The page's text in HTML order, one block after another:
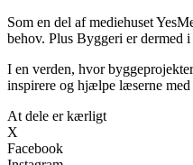
Som en del af mediehuset
behov. Plus Byggeri er dermed
I en verden, hvor
inspirere og hjælpe læserne med
At dele er kærligt
X
Facebook